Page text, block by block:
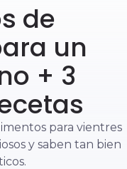
de
un
+ 3
para vientres
y saben tan bien